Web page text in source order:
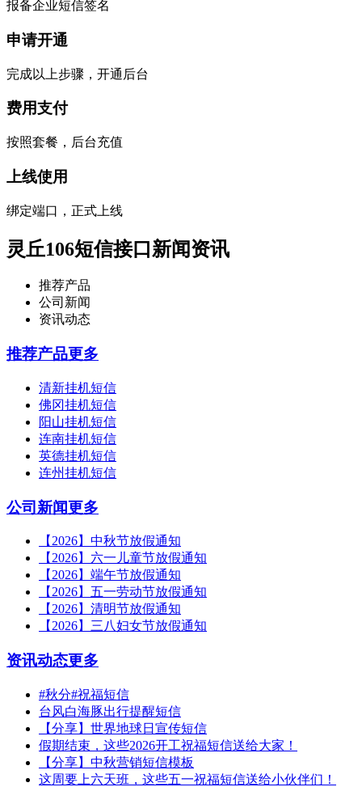
报备企业短信签名
申请开通
完成以上步骤，开通后台
费用支付
按照套餐，后台充值
上线使用
绑定端口，正式上线
灵丘106短信接口新闻资讯
推荐产品
公司新闻
资讯动态
推荐产品更多
清新挂机短信
佛冈挂机短信
阳山挂机短信
连南挂机短信
英德挂机短信
连州挂机短信
公司新闻更多
【2026】中秋节放假通知
【2026】六一儿童节放假通知
【2026】端午节放假通知
【2026】五一劳动节放假通知
【2026】清明节放假通知
【2026】三八妇女节放假通知
资讯动态更多
#秋分#祝福短信
台风白海豚出行提醒短信
【分享】世界地球日宣传短信
假期结束，这些2026开工祝福短信送给大家！
【分享】中秋营销短信模板
这周要上六天班，这些五一祝福短信送给小伙伴们！